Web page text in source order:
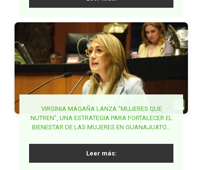
VIRGINIA MAGAÑA LANZA "MUJERES QUE
NUTREN", UNA ESTRATEGIA PARA FORTALECER EL
BIENESTAR DE LAS MUJERES EN GUANAJUATO...
Leer más:
Leer más:
BUSCA PVEM SENADO ARMONIZAR LA
SECRETARÍA DE ANTICORRUPCIÓN Y BUEN
Leer más:
PARTIDO VERDE EXIGE ACCIONES COORDINADAS
PARA FRENAR FRAUDES EN TRÁMITES DE
PASAPORTE...
Leer más: